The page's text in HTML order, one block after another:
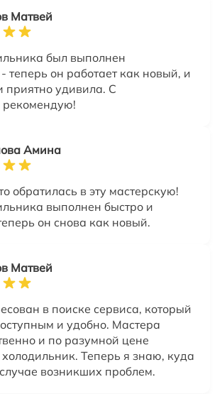
Матвей
был выполнен
теперь он работает как новый, и
приятно удивила. С
рекомендую!
Амина
обратилась в эту мастерскую!
выполнен быстро и
он снова как новый.
Матвей
в поиске сервиса, который
и удобно. Мастера
и по разумной цене
Теперь я знаю, куда
возникших проблем.